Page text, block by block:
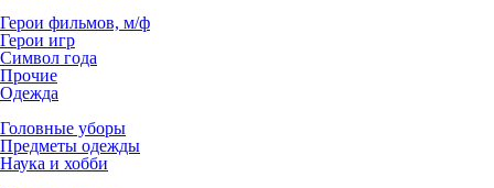
Герои фильмов, м/ф
Герои игр
Символ года
Прочие
Одежда
Головные уборы
Предметы одежды
Наука и хобби